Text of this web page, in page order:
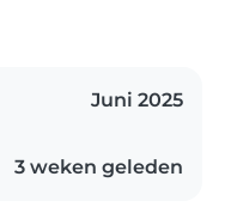
Juni 2025
3 weken geleden